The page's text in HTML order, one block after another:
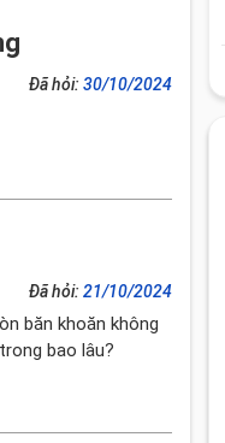
Đã hỏi: 30/10/2024
Đã hỏi: 21/10/2024
băn khoăn không
bao lâu?